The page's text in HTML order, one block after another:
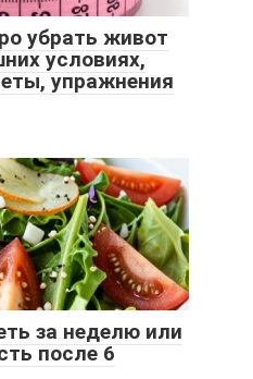
убрать живот
условиях,
упражнения
за неделю или
после 6